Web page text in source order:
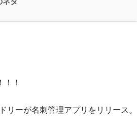
！
リーが名刺管理アプリをリリース。